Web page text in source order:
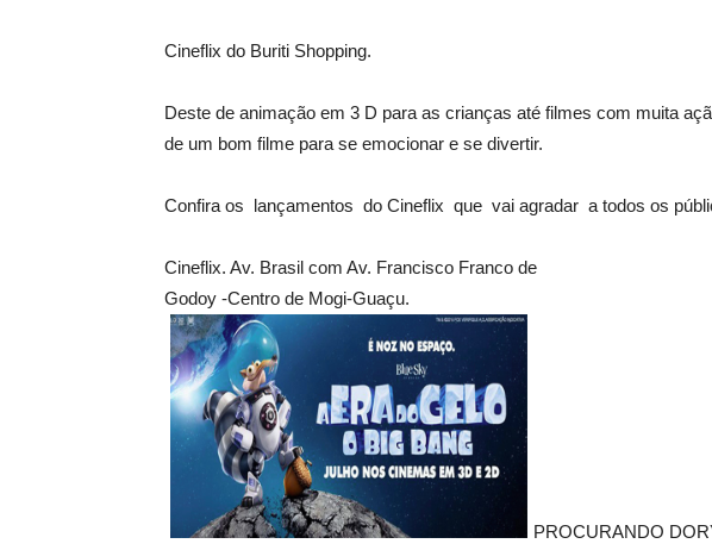
Cineflix do Buriti Shopping.
Deste de animação em 3 D para as crianças até filmes com muita
de um bom filme para se emocionar e se divertir.
Confira os lançamentos do Cineflix que vai agradar a todos os
Cineflix. Av. Brasil com Av. Francisco Franco de
Godoy -Centro de Mogi-Guaçu.
PROCURANDO